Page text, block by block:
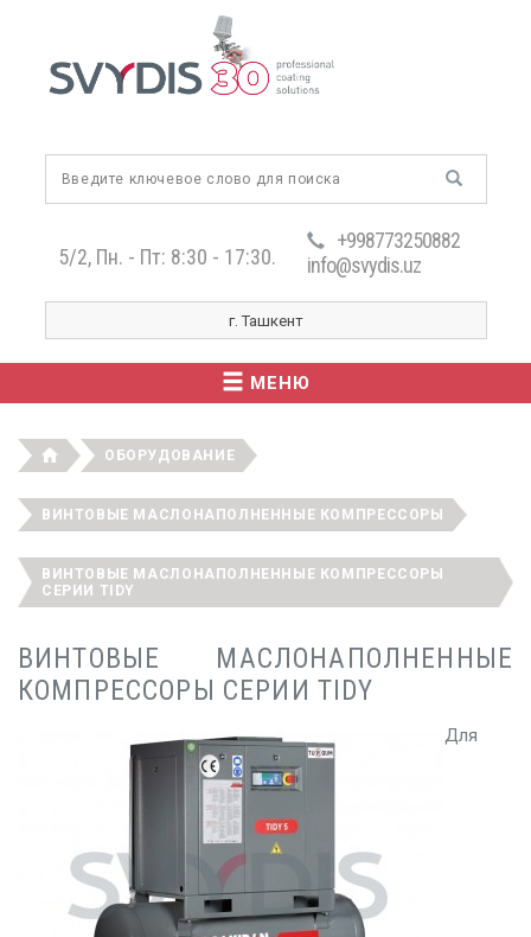
5/2, Пн. - Пт: 8:30 - 17:30.
+998773250882
info@svydis.uz
г. Ташкент
МЕНЮ
ОБОРУДОВАНИЕ
ВИНТОВЫЕ МАСЛОНАПОЛНЕННЫЕ КОМПРЕССОРЫ
ВИНТОВЫЕ МАСЛОНАПОЛНЕННЫЕ КОМПРЕССОРЫ
СЕРИИ TIDY
ВИНТОВЫЕ МАСЛОНАПОЛНЕННЫЕ
КОМПРЕССОРЫ СЕРИИ TIDY
Для